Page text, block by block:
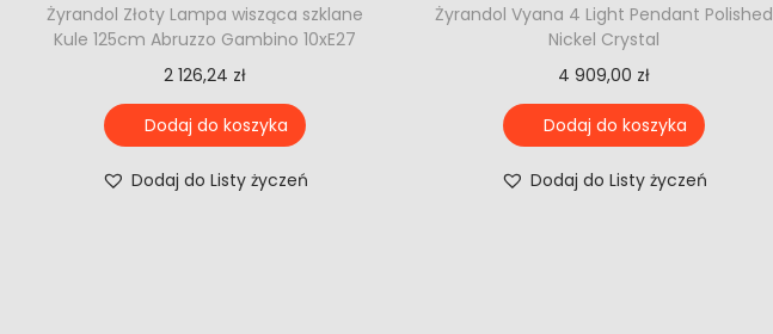
Żyrandol Złoty Lampa wisząca szklane
Kule 125cm Abruzzo Gambino 10xE27
2 126,24 zł
Dodaj do koszyka
Dodaj do Listy życzeń
Żyrandol Vyana 4 Light Pendant Polished
Nickel Crystal
4 909,00 zł
Dodaj do koszyka
Dodaj do Listy życzeń